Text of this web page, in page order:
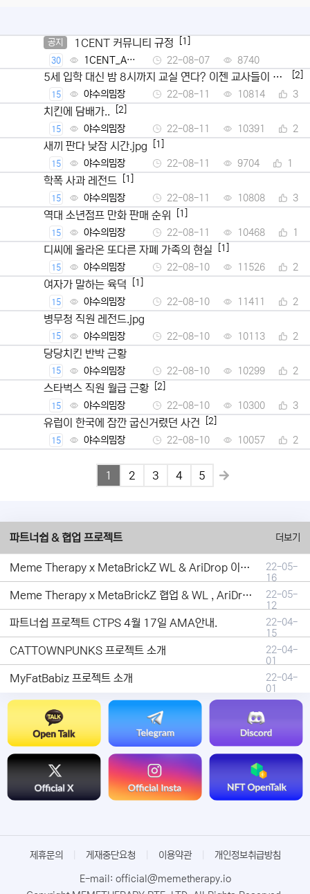
공지 1CENT 커뮤니티 규정 [1]
30
1CENT_Ad
min
22-08-07 8740
5세 입학 대신 밤 8시까지 교실 연다? 이젠 교사들이 뿔
났다
[2]
15 야수의밈장 22-08-11 10814 3
치킨에 담배가.. [2]
15 야수의밈장 22-08-11 10391 2
새끼 판다 낮잠 시간.jpg [1]
15 야수의밈장 22-08-11 9704 1
학폭 사과 레전드 [1]
15 야수의밈장 22-08-11 10808 3
역대 소년점프 만화 판매 순위 [1]
15 야수의밈장 22-08-11 10468 1
디씨에 올라온 또다른 자폐 가족의 현실 [1]
15 야수의밈장 22-08-10 11526 2
여자가 말하는 육덕 [1]
15 야수의밈장 22-08-10 11411 2
병무청 직원 레전드.jpg
15 야수의밈장 22-08-10 10113 2
당당치킨 반박 근황
15 야수의밈장 22-08-10 10299 2
스타벅스 직원 월급 근황 [2]
15 야수의밈장 22-08-10 10300 3
유럽이 한국에 잠깐 굽신거렸던 사건 [2]
15 야수의밈장 22-08-10 10057 2
1 2 3 4 5
파트너쉽 & 협업 프로젝트 더보기
Meme Therapy x MetaBrickZ WL & AriDrop 이벤트 결과안내!
22-05-
16
Meme Therapy x MetaBrickZ 협업 & WL , AriDrop 이벤트 안내
22-05-
12
파트너쉽 프로젝트 CTPS 4월 17일 AMA안내.
22-04-
15
CATTOWNPUNKS 프로젝트 소개
22-04-
01
MyFatBabiz 프로젝트 소개
22-04-
01
제휴문의 게재중단요청 이용약관 개인정보취급방침
E-mail: official@memetherapy.io